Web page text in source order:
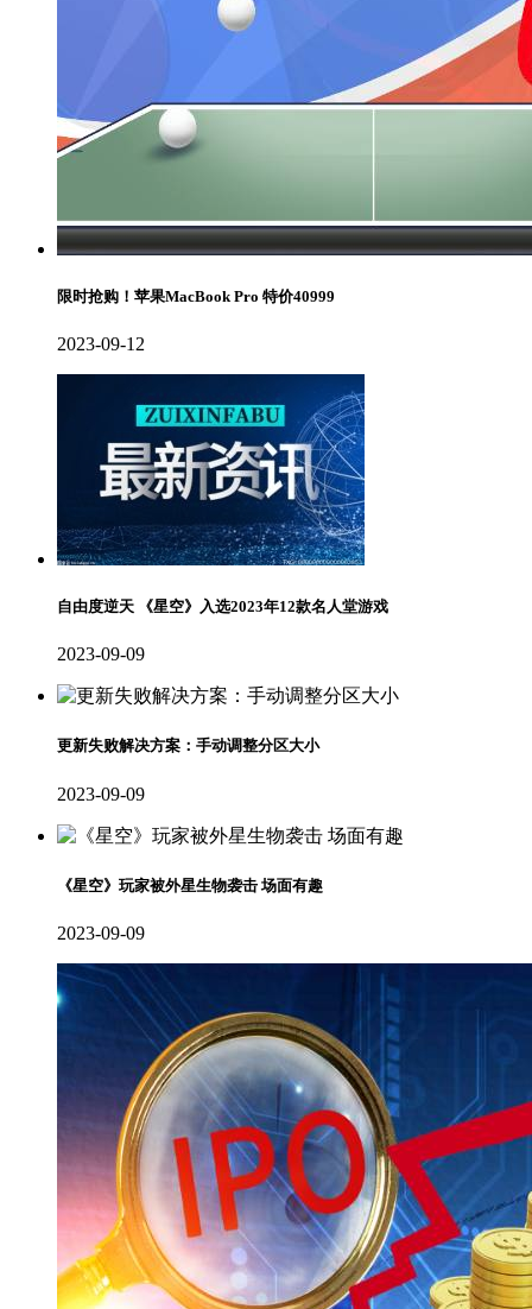
限时抢购！苹果MacBook Pro 特价40999
2023-09-12
自由度逆天 《星空》入选2023年12款名人堂游戏
2023-09-09
更新失败解决方案：手动调整分区大小
2023-09-09
《星空》玩家被外星生物袭击 场面有趣
2023-09-09